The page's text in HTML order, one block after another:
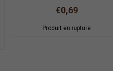
€0,69
Produit en rupture